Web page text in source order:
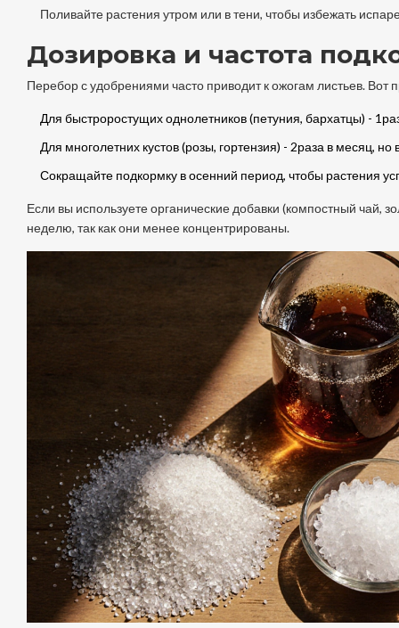
Поливайте растения утром или в тени, чтобы избежать
Дозировка и частота
Перебор с удобрениями часто приводит к ожогам листьев. Вот
Для быстроростущих однолетников (петуния, бархатцы) -
Для многолетних кустов (розы, гортензия) - 2раза в месяц,
Сокращайте подкормку в осенний период, чтобы растения
Если вы используете органические добавки (компостный чай,
неделю, так как они менее концентрированы.